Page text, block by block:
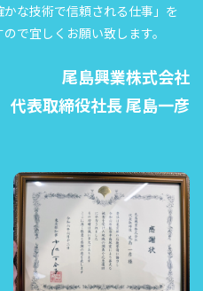
な技術で信頼される仕事」を
で宜しくお願い致します。
尾島興業株式会社
代表取締役社長 尾島一彦